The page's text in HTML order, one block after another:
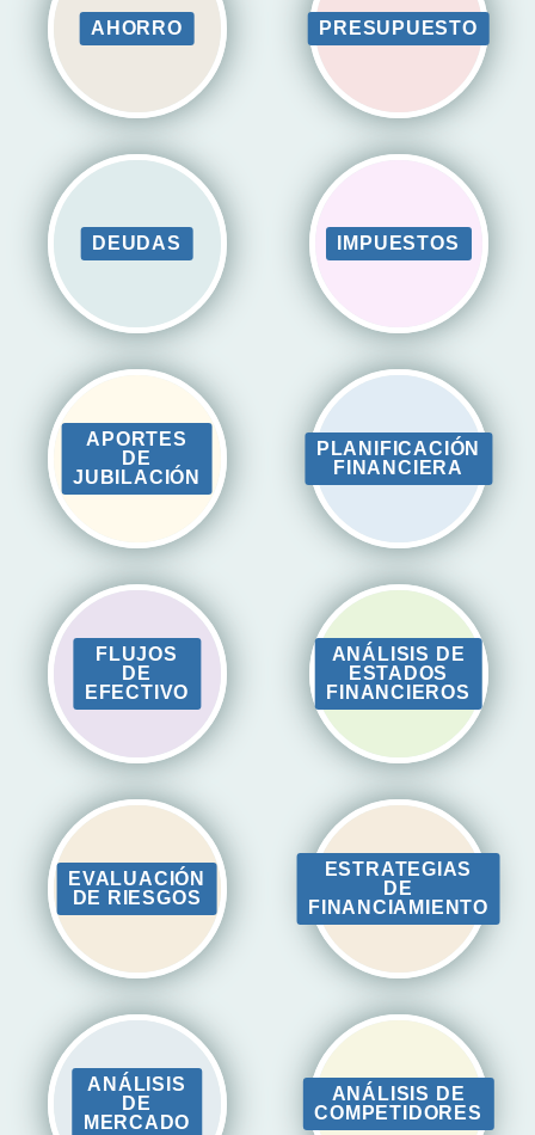
AHORRO PRESUPUESTO
DEUDAS IMPUESTOS
APORTES
DE
JUBILACIÓN
PLANIFICACIÓN
FINANCIERA
FLUJOS
DE
EFECTIVO
ANÁLISIS DE
ESTADOS
FINANCIEROS
EVALUACIÓN
DE RIESGOS
ESTRATEGIAS
DE
FINANCIAMIENTO
ANÁLISIS
DE
MERCADO
ANÁLISIS DE
COMPETIDORES